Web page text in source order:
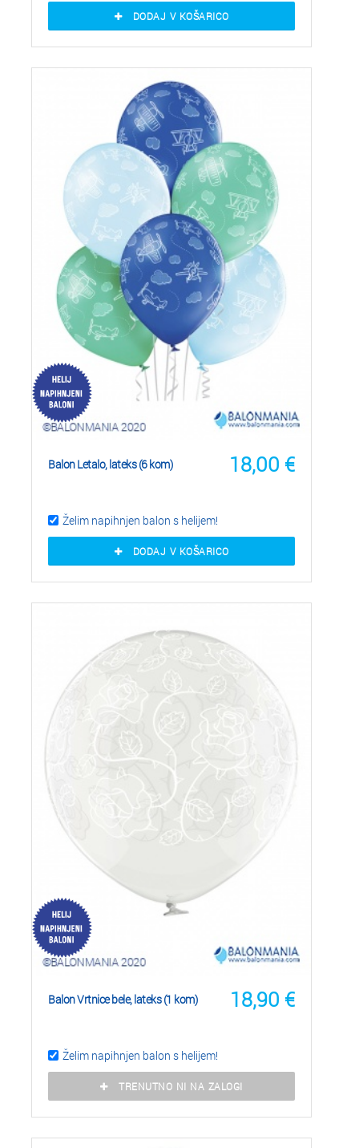
DODAJ V KOŠARICO
18,00 €
Balon Letalo, lateks (6 kom)
Želim napihnjen balon s helijem!
DODAJ V KOŠARICO
18,90 €
Balon Vrtnice bele, lateks (1 kom)
Želim napihnjen balon s helijem!
TRENUTNO NI NA ZALOGI